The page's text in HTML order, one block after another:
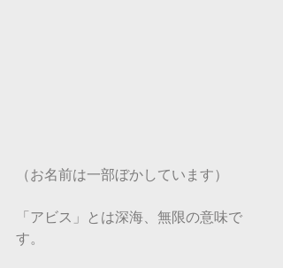
（お名前は一部ぼかしています）
「アビス」とは深海、無限の意味で
す。